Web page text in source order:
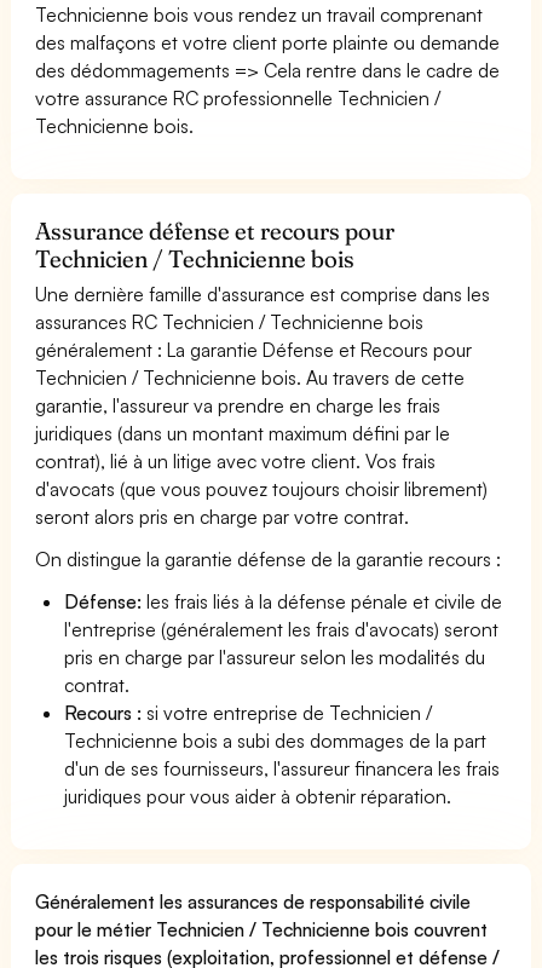
Technicienne bois vous rendez un travail comprenant
des malfaçons et votre client porte plainte ou demande
des dédommagements => Cela rentre dans le cadre de
votre assurance RC professionnelle Technicien /
Technicienne bois.
Assurance défense et recours pour
Technicien / Technicienne bois
Une dernière famille d'assurance est comprise dans les
assurances RC Technicien / Technicienne bois
généralement : La garantie Défense et Recours pour
Technicien / Technicienne bois. Au travers de cette
garantie, l'assureur va prendre en charge les frais
juridiques (dans un montant maximum défini par le
contrat), lié à un litige avec votre client. Vos frais
d'avocats (que vous pouvez toujours choisir librement)
seront alors pris en charge par votre contrat.
On distingue la garantie défense de la garantie recours :
Défense: les frais liés à la défense pénale et civile de
l'entreprise (généralement les frais d'avocats) seront
pris en charge par l'assureur selon les modalités du
contrat.
Recours : si votre entreprise de Technicien /
Technicienne bois a subi des dommages de la part
d'un de ses fournisseurs, l'assureur financera les frais
juridiques pour vous aider à obtenir réparation.
Généralement les assurances de responsabilité civile
pour le métier Technicien / Technicienne bois couvrent
les trois risques (exploitation, professionnel et défense /